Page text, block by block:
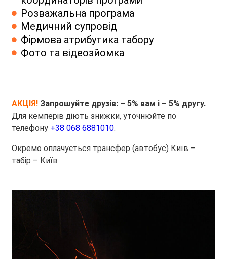
Розважальна програма
Медичний супровід
Фірмова атрибутика табору
Фото та відеозйомка
АКЦІЯ! Запрошуйте друзів: – 5% вам і – 5% другу.
Для кемперів діють знижки, уточнюйте по
телефону +38 068 6881010.
Окремо оплачується трансфер (автобус) Київ –
табір – Київ